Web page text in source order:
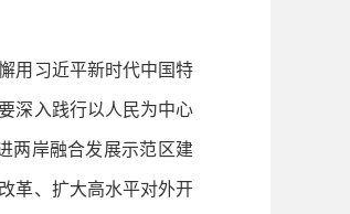
用习近平新时代中国特
深入践行以人民为中心
两岸融合发展示范区建
革、扩大高水平对外开